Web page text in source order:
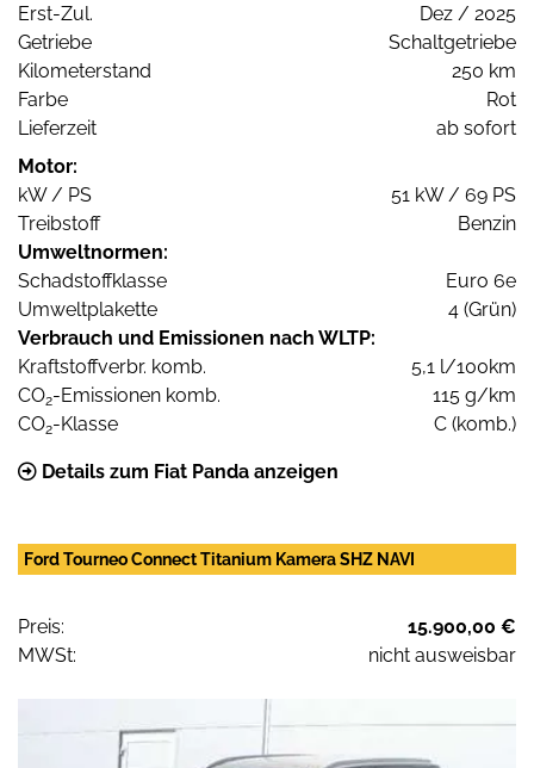
Erst-Zul.
Dez / 2025
Getriebe
Schaltgetriebe
Kilometerstand
250 km
Farbe
Rot
Lieferzeit
ab sofort
Motor:
kW / PS
51 kW / 69 PS
Treibstoff
Benzin
Umweltnormen:
Schadstoffklasse
Euro 6e
Umweltplakette
4 (Grün)
Verbrauch und Emissionen nach WLTP:
Kraftstoffverbr. komb.
5,1 l/100km
CO2-Emissionen komb.
115 g/km
CO2-Klasse C (komb.)
Details zum Fiat Panda anzeigen
Ford Tourneo Connect Titanium Kamera SHZ NAVI
Preis:
15.900,00 €
MWSt:
nicht ausweisbar